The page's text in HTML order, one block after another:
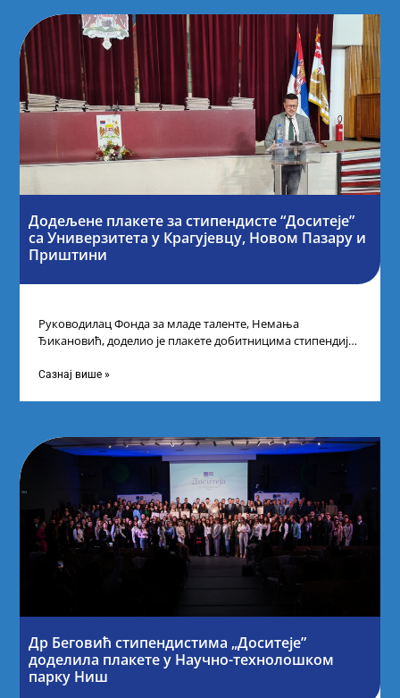
Додељене плакете за стипендисте “Доситеје”
са Универзитета у Крагујевцу, Новом Пазару и
Приштини
Руководилац Фонда за младе таленте, Немања
Ђикановић, доделио је плакете добитницима стипендије
Сазнај више »
Др Беговић стипендистима „Доситеје”
доделила плакете у Научно-технолошком
парку Ниш